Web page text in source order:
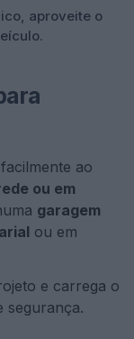
aproveite o
ao
ou em
garagem
ou em
e carrega o
segurança.